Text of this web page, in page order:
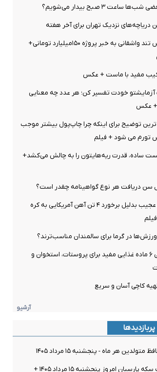
ساعت ۳ صبح بیدار می‌شویم؟
دریاچه‌های نزدیک تهران برای آخر هفته
واکنش تند واشقانی به خبر پروژه ۱۵۰میلیارد تومانی+
خودت تفسیر کن؛ هر عدد چه معنایی
عکس
توضیح برای اینکه چرا چاپ‌پول بیشتر موجب
تورم می شود + فیلم
ساده، قدرت ریه‌هایتون را به چالش می‌کشد+
سن دریافت هر نوع گواهینامه چقدر است؟
اتفاق عجیب بدلیل برخورد ۴ تن آهن آمریکایی به کره
در گرما برای سالمندان مناسب‌ترند؟
معرفی ۶ ماده غذایی مفید برای پروستات، استخوان و
کاچی آسان و سریع
آرشیو
پربازدیدها
متولدین هر ماه - پنجشنبه ۱۵ مرداد ۱۴۰۵
قیمت سکه پارسیان امروز پنجشنبه ۱۵ مرداد ۱۴۰۵ +